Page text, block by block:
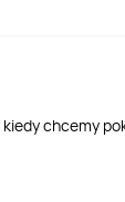
chcemy